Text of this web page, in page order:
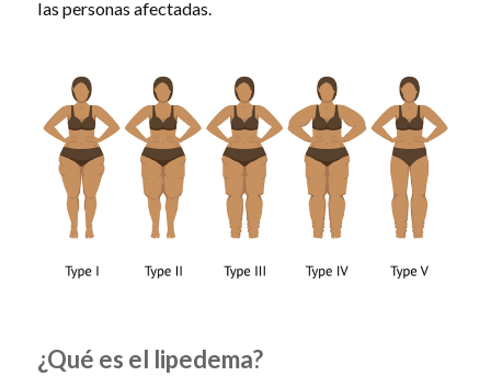
las personas afectadas.
¿Qué es el lipedema?